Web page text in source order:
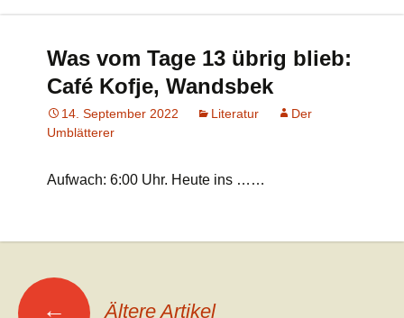
Was vom Tage 13 übrig blieb:
Café Kofje, Wandsbek
14. September 2022 Literatur
Der
Umblätterer
Aufwach: 6:00 Uhr. Heute ins ……
Beitrags-
← Ältere Artikel